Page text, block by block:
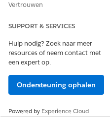
Vertrouwen
SUPPORT & SERVICES
Hulp nodig? Zoek naar meer
resources of neem contact met
een expert op.
Ondersteuning ophalen
Powered by Experience Cloud